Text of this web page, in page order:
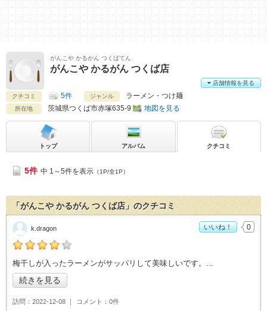
がんこや かるがん つくばてん
がんこや かるがん つくば店
クチコミ 5件 ジャンル ラーメン・つけ麺
所在地 茨城県つくば市赤塚635-9 地図を見る
店舗情報を見る
トップ アルバム クチコミ
5件 中 1～5件を表示 （1P/全1P）
「がんこや かるがん つくば店」のクチコミ
k.dragonの「がんこや かるがん つくば店>」おすすめ度：
梅干しが入ったラーメンがサッパリして美味しいです。
続きを見る
訪問 2022-12-08 コメント 0件
k.dragon いいね！ 0